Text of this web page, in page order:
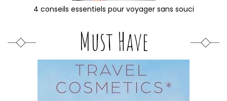
4 conseils essentiels pour voyager sans souci
Must Have